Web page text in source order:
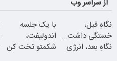
از سراسر وب
نگاهِ قبل،
خستگی داشت...
نگاهِ بعد، انرژی
با یک جلسه
اندولیفت،
شکمتو تخت کن